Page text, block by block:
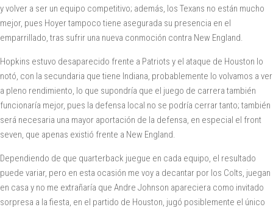
y volver a ser un equipo competitivo; además, los Texans no están mucho
mejor, pues Hoyer tampoco tiene asegurada su presencia en el
emparrillado, tras sufrir una nueva conmoción contra New England.
Hopkins estuvo desaparecido frente a Patriots y el ataque de Houston lo
notó, con la secundaria que tiene Indiana, probablemente lo volvamos a ver
a pleno rendimiento, lo que supondría que el juego de carrera también
funcionaría mejor, pues la defensa local no se podría cerrar tanto; también
será necesaria una mayor aportación de la defensa, en especial el front
seven, que apenas existió frente a New England.
Dependiendo de que quarterback juegue en cada equipo, el resultado
puede variar, pero en esta ocasión me voy a decantar por los Colts, juegan
en casa y no me extrañaría que Andre Johnson apareciera como invitado
sorpresa a la fiesta, en el partido de Houston, jugó posiblemente el único